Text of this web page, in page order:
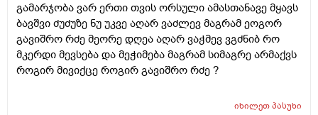
გამარჯობა ვარ ერთი თვის ორსული ამასთანავე მყავს
ბავშვი ძუძუზე ნუ უკვე აღარ ვაძლევ მაგრამ ეოგორ
გავიშრო რძე მეორე დღეა აღარ ვაჭმევ ვგძნიბ რო
მკერდი მევსება და მეჭიმება მაგრამ სიმაგრე არმაქვს
როგირ მივიქცე როგირ გავიშრო რძე ?
იხილეთპასუხი